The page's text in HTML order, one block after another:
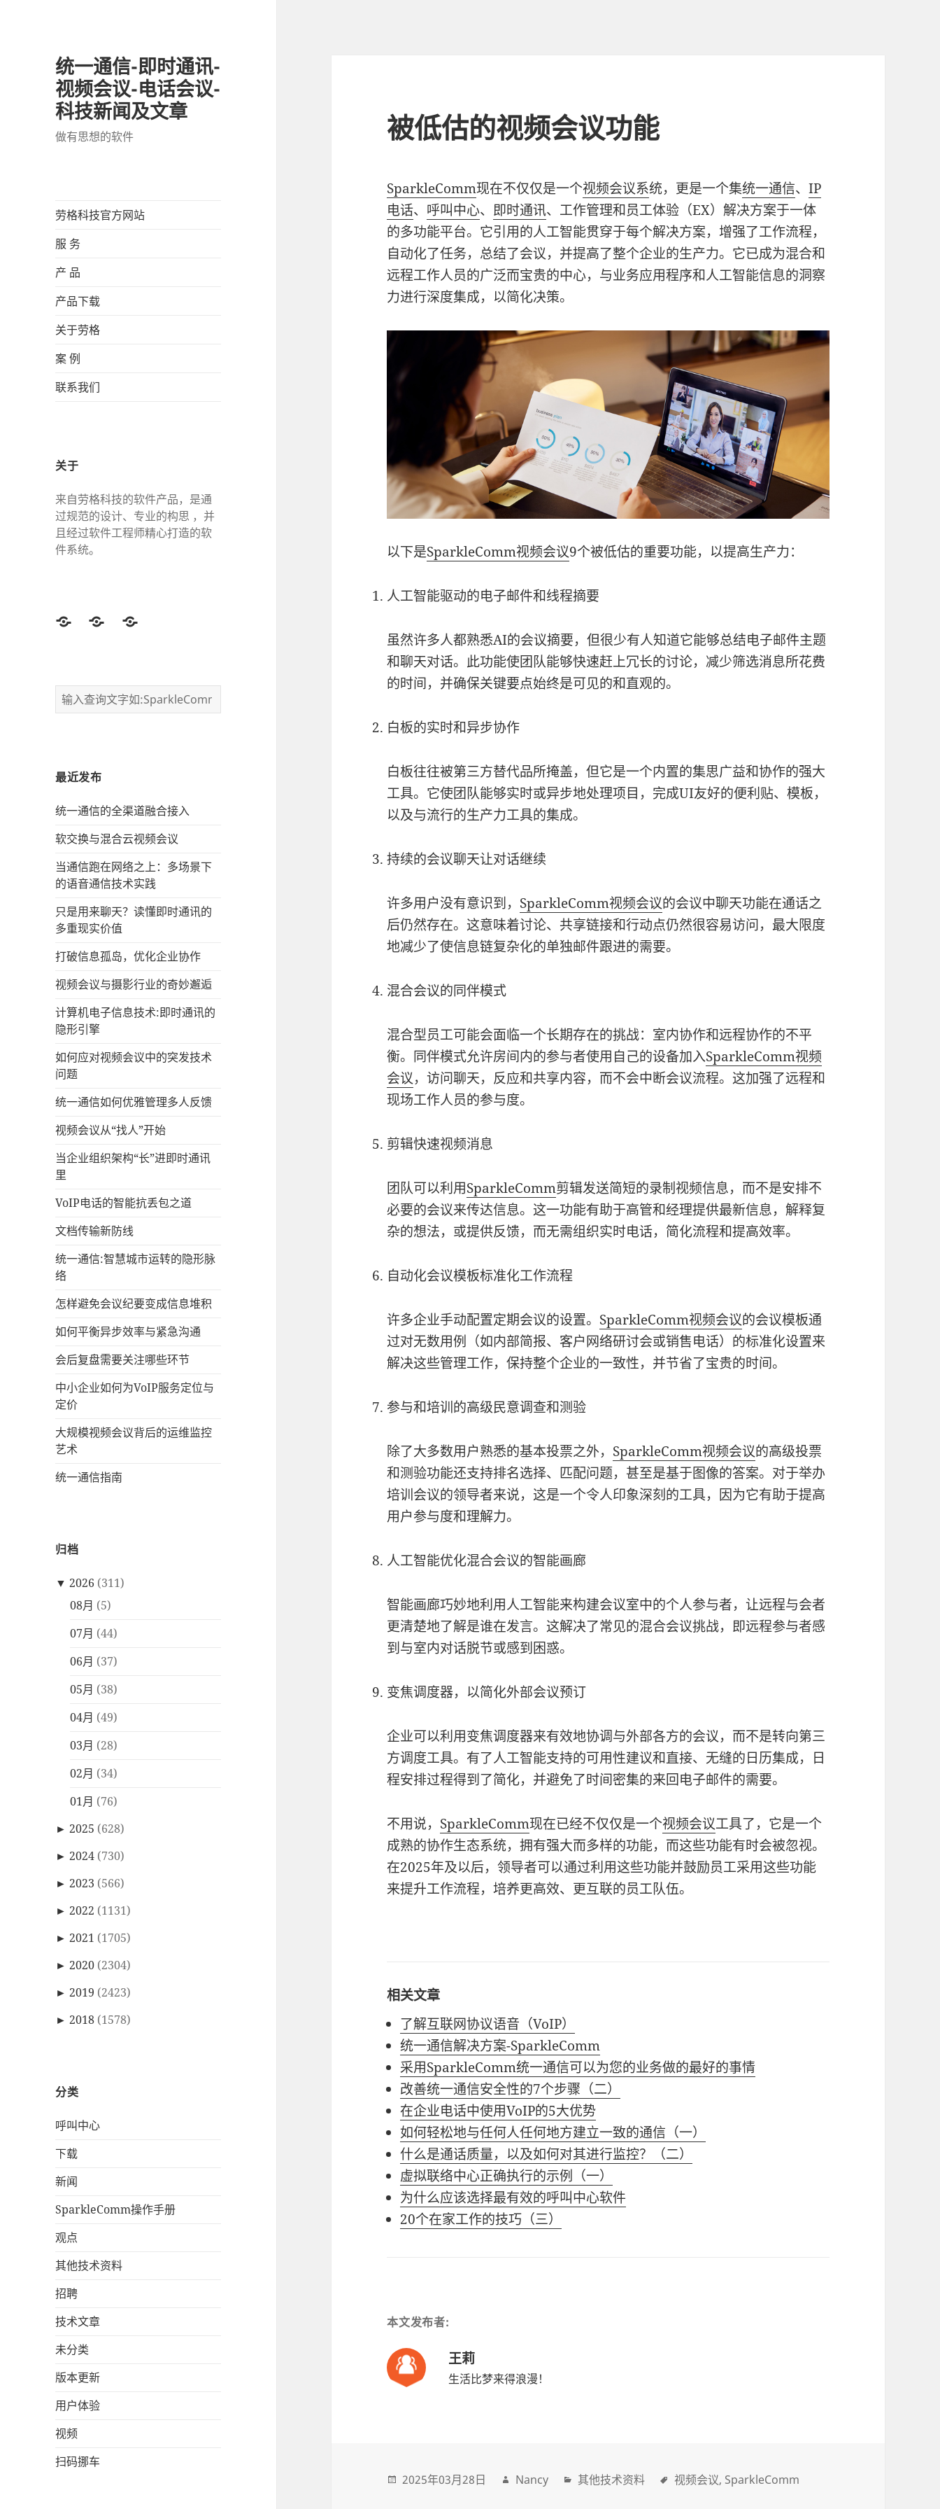
统一通信-即时通讯-
视频会议-电话会议-
科技新闻及文章
做有思想的软件
劳格科技官方网站
服 务
产 品
产品下载
关于劳格
案 例
联系我们
关于
来自劳格科技的软件产品，是通
过规范的设计、专业的构思 ，并
且经过软件工程师精心打造的软
件系统。
TwitterFacebookGoogle
最近发布
统一通信的‌全渠道融合接入
软交换与混合云视频会议
当通信跑在网络之上：多场景下
的语音通信技术实践
只是用来聊天？读懂即时通讯的
多重现实价值
打破信息孤岛，优化企业协作
视频会议与摄影行业的奇妙邂逅
计算机电子信息技术:即时通讯的
隐形引擎
如何应对视频会议中的突发技术
问题
统一通信如何优雅管理多人反馈
视频会议从“找人”开始
当企业组织架构“长”进即时通讯
里
VoIP电话的智能抗丢包之道
文档传输新防线
统一通信:智慧城市运转的隐形脉
络
怎样避免会议纪要变成信息堆积
如何平衡异步效率与紧急沟通
会后复盘需要关注哪些环节
中小企业如何为VoIP服务定位与
定价
大规模视频会议背后的运维监控
艺术
统一通信指南
归档
▼ 2026 (311)
08月 (5)
07月 (44)
06月 (37)
05月 (38)
04月 (49)
03月 (28)
02月 (34)
01月 (76)
► 2025 (628)
► 2024 (730)
► 2023 (566)
► 2022 (1131)
► 2021 (1705)
► 2020 (2304)
► 2019 (2423)
► 2018 (1578)
分类
呼叫中心
下载
新闻
SparkleComm操作手册
观点
其他技术资料
招聘
技术文章
未分类
版本更新
用户体验
视频
扫码挪车
被低估的视频会议功能
SparkleComm现在不仅仅是一个视频会议系统，更是一个集统一通信、IP
电话、 呼叫中心、 即时通讯、工作管理和员工体验（EX）解决方案于一体
的多功能平台。它引用的人工智能贯穿于每个解决方案，增强了工作流程，
自动化了任务，总结了会议，并提高了整个企业的生产力。它已成为混合和
远程工作人员的广泛而宝贵的中心，与业务应用程序和人工智能信息的洞察
力进行深度集成，以简化决策。
以下是SparkleComm视频会议9个被低估的重要功能，以提高生产力：
人工智能驱动的电子邮件和线程摘要
虽然许多人都熟悉AI的会议摘要，但很少有人知道它能够总结电子邮件主题
和聊天对话。此功能使团队能够快速赶上冗长的讨论，减少筛选消息所花费
的时间，并确保关键要点始终是可见的和直观的。
白板的实时和异步协作
白板往往被第三方替代品所掩盖，但它是一个内置的集思广益和协作的强大
工具。它使团队能够实时或异步地处理项目，完成UI友好的便利贴、模板，
以及与流行的生产力工具的集成。
持续的会议聊天让对话继续
许多用户没有意识到， SparkleComm视频会议的会议中聊天功能在通话之
后仍然存在。这意味着讨论、共享链接和行动点仍然很容易访问，最大限度
地减少了使信息链复杂化的单独邮件跟进的需要。
混合会议的同伴模式
混合型员工可能会面临一个长期存在的挑战：室内协作和远程协作的不平
衡。同伴模式允许房间内的参与者使用自己的设备加入SparkleComm视频
会议，访问聊天，反应和共享内容，而不会中断会议流程。这加强了远程和
现场工作人员的参与度。
剪辑快速视频消息
团队可以利用SparkleComm剪辑发送简短的录制视频信息，而不是安排不
必要的会议来传达信息。这一功能有助于高管和经理提供最新信息，解释复
杂的想法，或提供反馈，而无需组织实时电话，简化流程和提高效率。
自动化会议模板标准化工作流程
许多企业手动配置定期会议的设置。 SparkleComm视频会议的会议模板通
过对无数用例（如内部简报、客户网络研讨会或销售电话）的标准化设置来
解决这些管理工作，保持整个企业的一致性，并节省了宝贵的时间。
参与和培训的高级民意调查和测验
除了大多数用户熟悉的基本投票之外， SparkleComm视频会议的高级投票
和测验功能还支持排名选择、匹配问题，甚至是基于图像的答案。对于举办
培训会议的领导者来说，这是一个令人印象深刻的工具，因为它有助于提高
用户参与度和理解力。
人工智能优化混合会议的智能画廊
智能画廊巧妙地利用人工智能来构建会议室中的个人参与者，让远程与会者
更清楚地了解是谁在发言。这解决了常见的混合会议挑战，即远程参与者感
到与室内对话脱节或感到困惑。
变焦调度器，以简化外部会议预订
企业可以利用变焦调度器来有效地协调与外部各方的会议，而不是转向第三
方调度工具。有了人工智能支持的可用性建议和直接、无缝的日历集成，日
程安排过程得到了简化，并避免了时间密集的来回电子邮件的需要。
不用说， SparkleComm现在已经不仅仅是一个视频会议工具了，它是一个
成熟的协作生态系统，拥有强大而多样的功能，而这些功能有时会被忽视。
在2025年及以后，领导者可以通过利用这些功能并鼓励员工采用这些功能
来提升工作流程，培养更高效、更互联的员工队伍。
相关文章
了解互联网协议语音（VoIP）
统一通信解决方案-SparkleComm
采用SparkleComm统一通信可以为您的业务做的最好的事情
改善统一通信安全性的7个步骤（二）
在企业电话中使用VoIP的5大优势
如何轻松地与任何人任何地方建立一致的通信（一）
什么是通话质量，以及如何对其进行监控？（二）
虚拟联络中心正确执行的示例（一）
为什么应该选择最有效的呼叫中心软件
20个在家工作的技巧（三）
本文发布者:
王莉
生活比梦来得浪漫！
2025年03月28日 Nancy 其他技术资料 视频会议 SparkleComm